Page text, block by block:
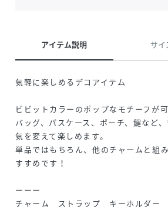
アイテム説明 サイ
気軽に楽しめるデコアイテム
ビビットカラーのポップなモチーフが
バッグ、パスケース、ポーチ、鍵など
気を変えて楽しめます。
単品ではもちろん、他のチャームと組
すすめです！
ーーー
チャーム ストラップ キーホルダ